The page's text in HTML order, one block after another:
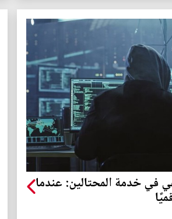
في خدمة المحتالين: عندما